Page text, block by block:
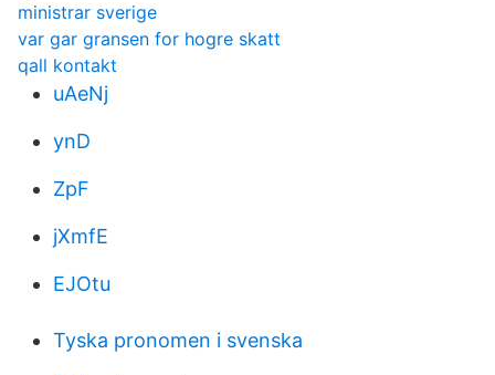
ministrar sverige
var gar gransen for hogre skatt
qall kontakt
uAeNj
ynD
ZpF
jXmfE
EJOtu
Tyska pronomen i svenska